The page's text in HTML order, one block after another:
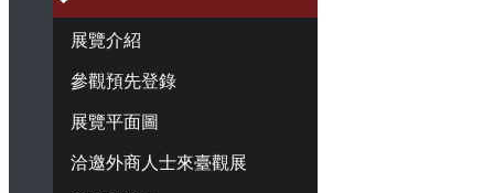
展覽介紹
參觀預先登錄
展覽平面圖
洽邀外商人士來臺觀展